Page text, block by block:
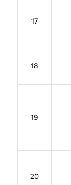
17
18
19
20